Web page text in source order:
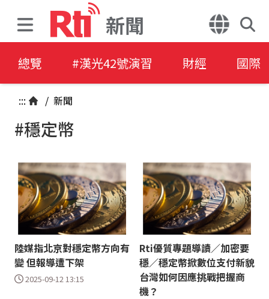
新聞
總覽 #漢光42號演習 財經 國際
::: / 新聞
#穩定幣
陸媒指北京對穩定幣方向有
變 但報導遭下架
2025-09-12 13:15
Rti優質專題導讀／加密要
穩／穩定幣掀數位支付新貌
台灣如何因應挑戰把握商
機？